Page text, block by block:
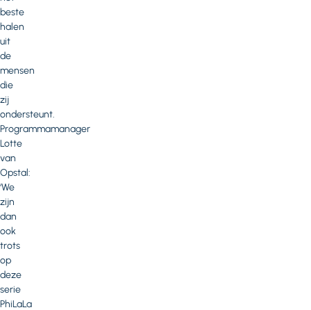
beste
halen
uit
de
mensen
die
zij
ondersteunt.
Programmamanager
Lotte
van
Opstal:
‘We
zijn
dan
ook
trots
op
deze
serie
PhiLaLa